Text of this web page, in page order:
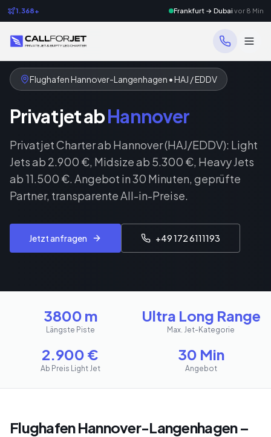
1.368+ Frankfurt → Dubai vor 8 Min
Flughafen Hannover-Langenhagen • HAJ / EDDV
Privatjet abHannover
Privatjet Charter ab Hannover (HAJ/EDDV): Light
Jets ab 2.900 €, Midsize ab 5.300 €, Heavy Jets
ab 11.500 €. Angebot in 30 Minuten, geprüfte
Partner, transparente All-in-Preise.
Jetzt anfragen +49 172 6111193
3800 m
Längste Piste
Ultra Long Range
Max. Jet-Kategorie
2.900 €
Ab Preis Light Jet
30 Min
Angebot
Flughafen Hannover-Langenhagen –